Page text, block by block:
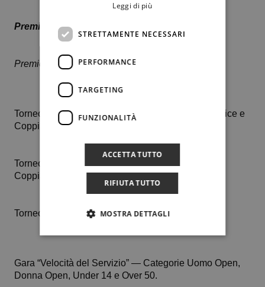
Premi della serata
Premieremo i vincitori delle nostre competizioni:
Torneo di “Doppio dei Campioni” — Coppia Vincitrice e
Coppia Finalista;
Torneo di “Doppio dei Soci” — Coppia Vincitrice e
Coppia Finalista;
Torneo “One Point” — 1° e 2° Classificato;
Gara “Velocità del Servizio” — Categorie Uomo Open,
Donna Open, Under 14 e Over 50.
Leggi di più
STRETTAMENTE NECESSARI
PERFORMANCE
TARGETING
FUNZIONALITÀ
ACCETTA TUTTO
RIFIUTA TUTTO
MOSTRA DETTAGLI